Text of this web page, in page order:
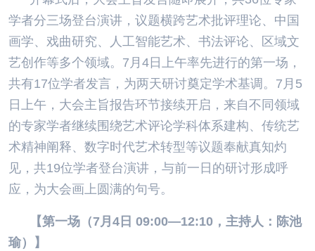
学者分三场登台演讲，议题横跨艺术批评理论、中国
画学、戏曲研究、人工智能艺术、书法评论、区域文
艺创作等多个领域。7月4日上午率先进行的第一场，
共有17位学者发言，为两天研讨奠定学术基调。7月5
日上午，大会主旨报告环节接续开启，来自不同领域
的专家学者继续围绕艺术评论学科体系建构、传统艺
术精神阐释、数字时代艺术转型等议题奉献真知灼
见，共19位学者登台演讲，与前一日的研讨形成呼
应，为大会画上圆满的句号。
【第一场（7月4日 09:00—12:10，主持人：陈池
瑜）】